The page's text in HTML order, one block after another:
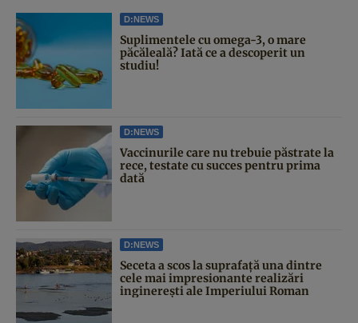
D:NEWS
Suplimentele cu omega-3, o mare
păcăleală? Iată ce a descoperit un
studiu!
D:NEWS
Vaccinurile care nu trebuie păstrate la
rece, testate cu succes pentru prima
dată
D:NEWS
Seceta a scos la suprafață una dintre
cele mai impresionante realizări
inginerești ale Imperiului Roman